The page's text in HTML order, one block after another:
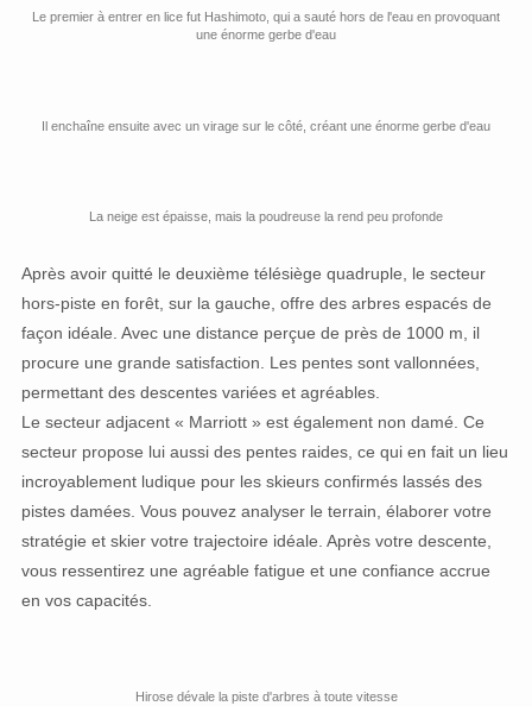
Le premier à entrer en lice fut Hashimoto, qui a sauté hors de l'eau en provoquant
une énorme gerbe d'eau
Il enchaîne ensuite avec un virage sur le côté, créant une énorme gerbe d'eau
La neige est épaisse, mais la poudreuse la rend peu profonde
Après avoir quitté le deuxième télésiège quadruple, le secteur
hors-piste en forêt, sur la gauche, offre des arbres espacés de
façon idéale. Avec une distance perçue de près de 1000 m, il
procure une grande satisfaction. Les pentes sont vallonnées,
permettant des descentes variées et agréables.
Le secteur adjacent « Marriott » est également non damé. Ce
secteur propose lui aussi des pentes raides, ce qui en fait un lieu
incroyablement ludique pour les skieurs confirmés lassés des
pistes damées. Vous pouvez analyser le terrain, élaborer votre
stratégie et skier votre trajectoire idéale. Après votre descente,
vous ressentirez une agréable fatigue et une confiance accrue
en vos capacités.
Hirose dévale la piste d'arbres à toute vitesse